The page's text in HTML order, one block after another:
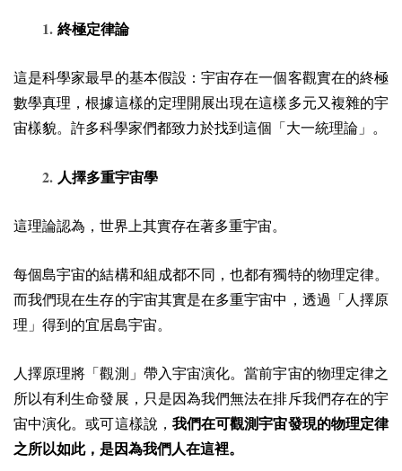
1. 終極定律論
這是科學家最早的基本假設：宇宙存在一個客觀實在的終極
數學真理，根據這樣的定理開展出現在這樣多元又複雜的宇
宙樣貌。許多科學家們都致力於找到這個「 大一統理論 」。
2. 人擇多重宇宙學
這理論認為，世界上其實存在著多重宇宙。
每個島宇宙的結構和組成都不同，也都有獨特的物理定律。
而我們現在生存的宇宙其實是在多重宇宙中，透過「 人擇原
理 」得到的宜居島宇宙。
人擇原理將「觀測」帶入宇宙演化。當前宇宙的物理定律之
所以有利生命發展，只是因為我們無法在排斥我們存在的宇
宙中演化。或可這樣說， 我們在可觀測宇宙發現的物理定律
之所以如此，是因為我們人在這裡。